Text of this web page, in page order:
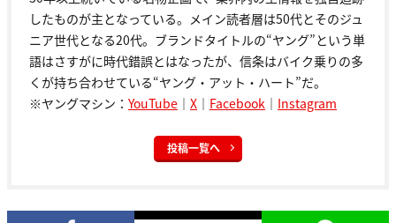
したものが主となっている。メイン読者層は50代とそのジュ
ニア世代となる20代。ブランドタイトルの“ヤング”という単
語はさすがに時代錯誤とはなったが、信条はバイク乗りの多
くが持ち合わせている“ヤング・アット・ハート”だ。
※ヤングマシン： YouTube ｜ X ｜ Facebook ｜ Instagram
投稿一覧へ